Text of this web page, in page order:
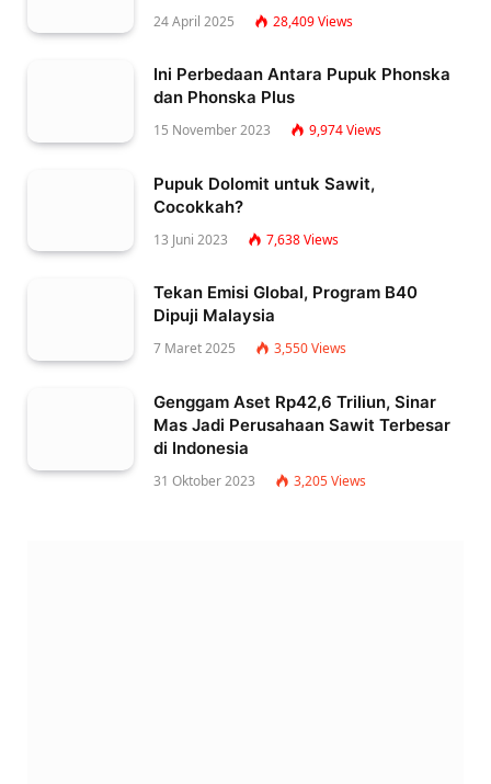
24 April 2025 28,409Views
Ini Perbedaan Antara Pupuk Phonska
dan Phonska Plus
15 November 2023 9,974Views
Pupuk Dolomit untuk Sawit,
Cocokkah?
13 Juni 2023 7,638Views
Tekan Emisi Global, Program B40
Dipuji Malaysia
7 Maret 2025 3,550Views
Genggam Aset Rp42,6 Triliun, Sinar
Mas Jadi Perusahaan Sawit Terbesar
di Indonesia
31 Oktober 2023 3,205Views